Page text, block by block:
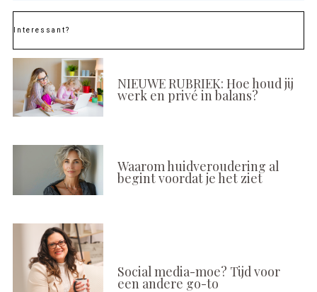
Interessant?
NIEUWE RUBRIEK: Hoe houd jij
werk en privé in balans?
Waarom huidveroudering al
begint voordat je het ziet
Social media-moe? Tijd voor
een andere go-to